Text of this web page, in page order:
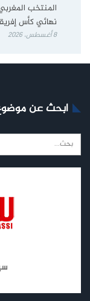
نهائي كأس
8 أغسطس، 2026
ابحث عن